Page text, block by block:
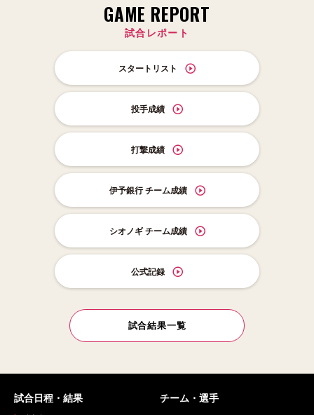
GAME REPORT
試合レポート
スタートリスト
投手成績
打撃成績
伊予銀行 チーム成績
シオノギ チーム成績
公式記録
試合結果一覧
試合日程・結果
チーム・選手